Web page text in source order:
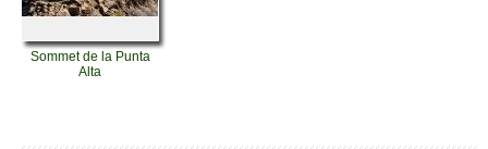
Sommet de la Punta
Alta